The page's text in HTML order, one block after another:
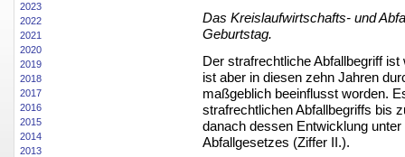
2023
2022
2021
2020
2019
2018
2017
2016
2015
2014
2013
Das Kreislaufwirtschafts- und
Geburtstag.
Der strafrechtliche Abfallbegriff
ist aber in diesen zehn Jahren
maßgeblich beeinflusst worden.
strafrechtlichen Abfallbegriffs bis
danach dessen Entwicklung
Abfallgesetzes (Ziffer II.).